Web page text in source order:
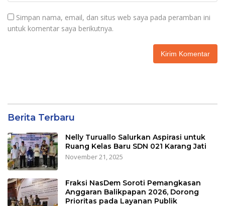
Simpan nama, email, dan situs web saya pada peramban ini
untuk komentar saya berikutnya.
Berita Terbaru
Nelly Turuallo Salurkan Aspirasi untuk
Ruang Kelas Baru SDN 021 Karang Jati
November 21, 2025
Fraksi NasDem Soroti Pemangkasan
Anggaran Balikpapan 2026, Dorong
Prioritas pada Layanan Publik